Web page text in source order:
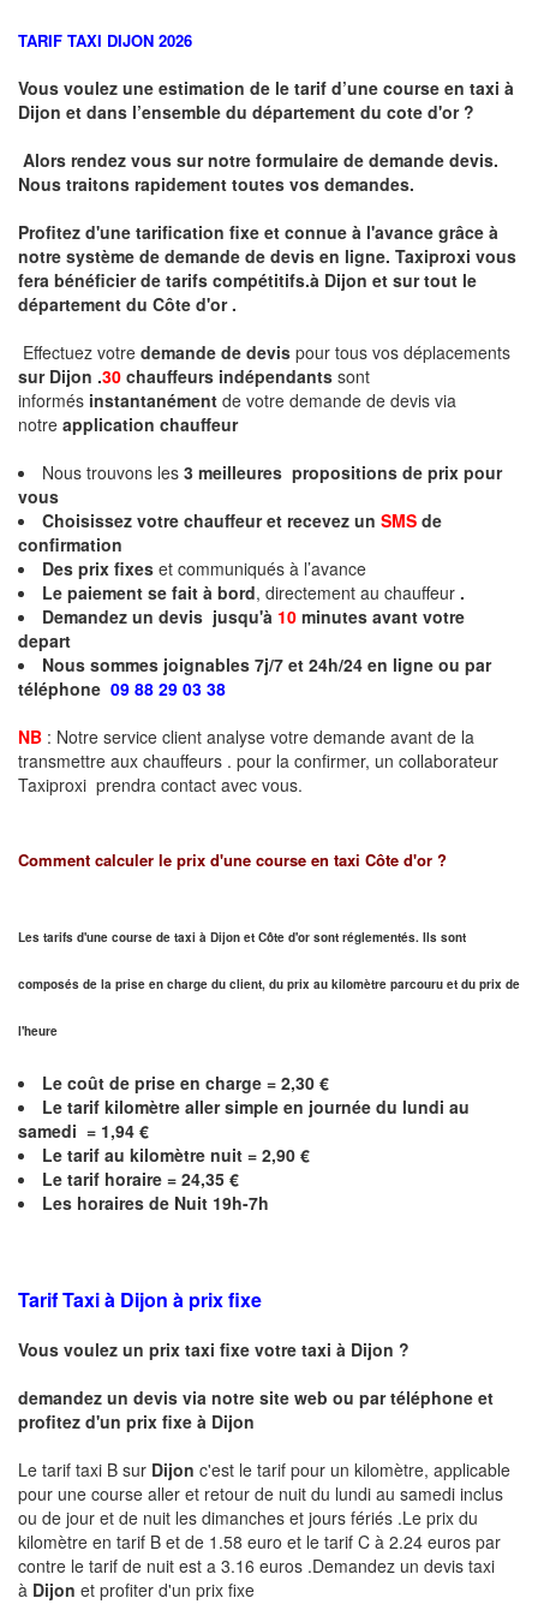
TARIF TAXI DIJON 2026
Vous voulez une estimation de le tarif d’une course en taxi à
Dijon et dans l’ensemble du département du cote d'or ?
Alors rendez vous sur notre formulaire de demande devis.
Nous traitons rapidement toutes vos demandes.
Profitez d'une tarification fixe et connue à l'avance grâce à
notre système de demande de devis en ligne. Taxiproxi vous
fera bénéficier de tarifs compétitifs.à Dijon et sur tout le
département du Côte d'or .
Effectuez votre demande de devis pour tous vos déplacements
sur Dijon .30 chauffeurs indépendants sont
informés instantanément de votre demande de devis via
notre application chauffeur
Nous trouvons les 3 meilleures propositions de prix pour
vous
Choisissez votre chauffeur et recevez un SMS de
confirmation
Des prix fixes et communiqués à l’avance
Le paiement se fait à bord, directement au chauffeur .
Demandez un devis jusqu'à 10 minutes avant votre
depart
Nous sommes joignables 7j/7 et 24h/24 en ligne ou par
téléphone 09 88 29 03 38
NB : Notre service client analyse votre demande avant de la
transmettre aux chauffeurs . pour la confirmer, un collaborateur
Taxiproxi prendra contact avec vous.
Comment calculer le prix d'une course en taxi Côte d'or ?
Les tarifs d'une course de taxi à Dijon et Côte d'or sont réglementés. Ils sont
composés de la prise en charge du client, du prix au kilomètre parcouru et du prix de
l'heure
Le coût de prise en charge = 2,30 €
Le tarif kilomètre aller simple en journée du lundi au
samedi = 1,94 €
Le tarif au kilomètre nuit = 2,90 €
Le tarif horaire = 24,35 €
Les horaires de Nuit 19h-7h
Tarif Taxi à Dijon à prix fixe
Vous voulez un prix taxi fixe votre taxi à Dijon ?
demandez un devis via notre site web ou par téléphone et
profitez d'un prix fixe à Dijon
Le tarif taxi B sur Dijon c'est le tarif pour un kilomètre, applicable
pour une course aller et retour de nuit du lundi au samedi inclus
ou de jour et de nuit les dimanches et jours fériés .Le prix du
kilomètre en tarif B et de 1.58 euro et le tarif C à 2.24 euros par
contre le tarif de nuit est a 3.16 euros .Demandez un devis taxi
à Dijon et profiter d'un prix fixe